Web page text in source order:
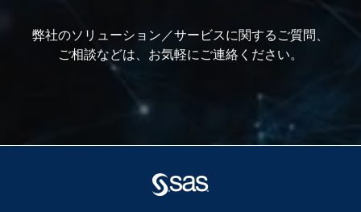
弊社のソリューション／サービスに関するご質問、
ご相談などは、お気軽にご連絡ください。